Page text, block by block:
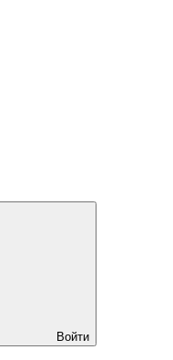
Войти